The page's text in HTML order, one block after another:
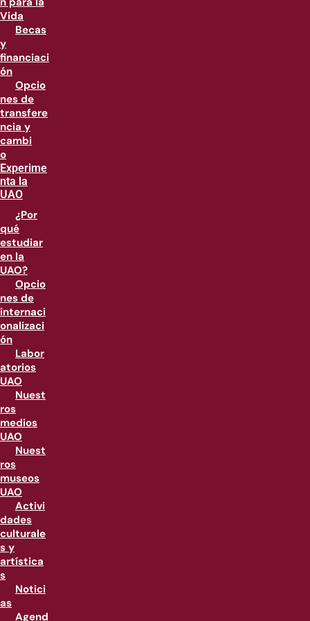
Vida
Becas
y
financiaci
ón
Opcio
nes de
transfere
ncia y
cambi
o
Experime
nta la
UAO
¿Por
qué
estudiar
en la
UAO?
Opcio
nes de
internaci
onalizaci
ón
Labor
atorios
UAO
Nuest
ros
medios
UAO
Nuest
ros
museos
UAO
Activi
dades
culturale
s y
artística
s
Notici
as
Agend